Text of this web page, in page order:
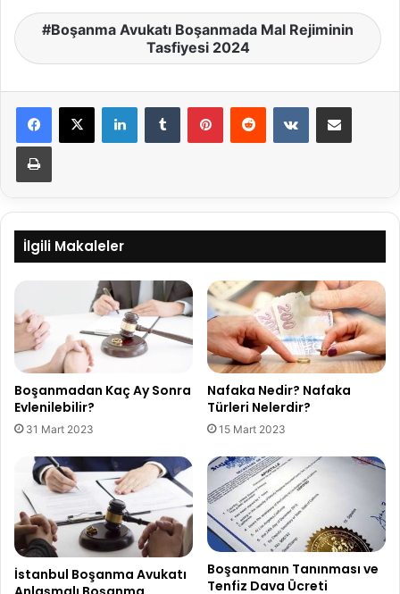
Boşanma Avukatı Boşanmada Mal Rejiminin
Tasfiyesi 2024
LinkedInTumblr PinterestReddit VKontakteE-Posta ile paylaş
Yazdır
İlgili Makaleler
Boşanmadan Kaç Ay Sonra
Evlenilebilir?
31 Mart 2023
Nafaka Nedir? Nafaka
Türleri Nelerdir?
15 Mart 2023
İstanbul Boşanma Avukatı
Boşanmanın Tanınması ve
Tenfiz Dava Ücreti